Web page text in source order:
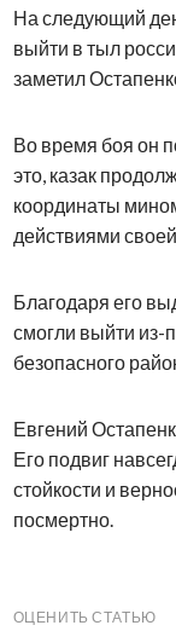
На следующий
выйти в тыл
заметил
Во время боя он
это, казак
координаты
действиями
Благодаря его
смогли выйти из-
безопасного
Евгений
Его подвиг
стойкости и
посмертно.
ОЦЕНИТЬ СТАТЬЮ